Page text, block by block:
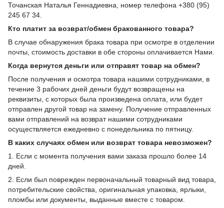
Точанская Наталья Геннадиевна, номер телефона +380 (95)
245 67 34.
Кто платит за возврат/обмен бракованного товара?
В случае обнаружения брака товара при осмотре в отделении
почты, стоимость доставки в обе стороны оплачивается Нами.
Когда вернутся деньги или отправят товар на обмен?
После получения и осмотра товара нашими сотрудниками, в
течение 3 рабочих дней деньги будут возвращены на
реквизиты, с которых была произведена оплата, или будет
отправлен другой товар на замену. Получение отправленных
вами отправлений на возврат нашими сотрудниками
осуществляется ежедневно с понедельника по пятницу.
В каких случаях обмен или возврат товара невозможен?
1. Если с момента получения вами заказа прошло более 14
дней.
2. Если был поврежден первоначальный товарный вид товара,
потребительские свойства, оригинальная упаковка, ярлыки,
пломбы или документы, выданные вместе с товаром.